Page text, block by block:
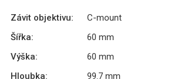
Závit objektivu:
C-mount
Šířka:
60 mm
Výška:
60 mm
Hloubka:
99.7 mm